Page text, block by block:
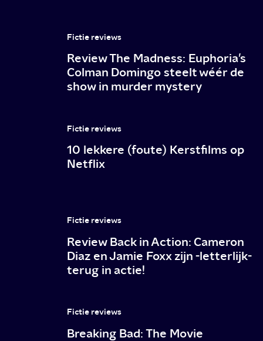
Fictie reviews
Review The Madness: Euphoria’s
Colman Domingo steelt wéér de
show in murder mystery
Fictie reviews
10 lekkere (foute) Kerstfilms op
Netflix
Fictie reviews
Review Back in Action: Cameron
Diaz en Jamie Foxx zijn -letterlijk-
terug in actie!
Fictie reviews
Breaking Bad: The Movie